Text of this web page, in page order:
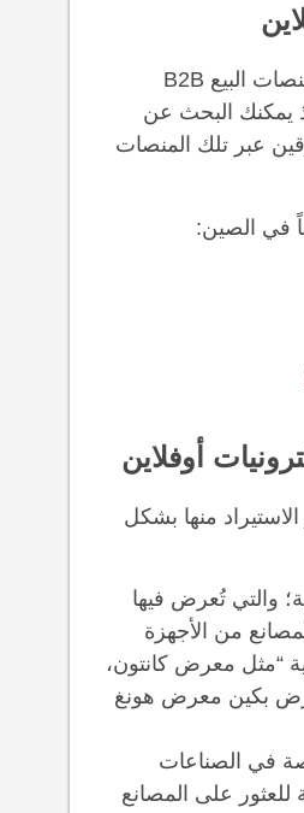
تستطيع الاستيراد عبر منصات البيع B2B
يمكنك البحث عن
عبر تلك المنصات
في الصين:
أوفلاين
منها بشكل
والتي تُعرض فيها
من الأجهزة
“مثل معرض كانتون،
بكين معرض هونغ
في الصناعات
للعثور على المصانع